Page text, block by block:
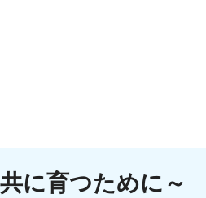
に育つために～